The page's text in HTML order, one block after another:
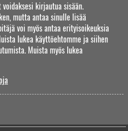
kirjautua sisään.
mutta antaa sinulle lisää
voi myös antaa erityisoikeuksia
lukea käyttöehtomme ja siihen
Muista myös lukea